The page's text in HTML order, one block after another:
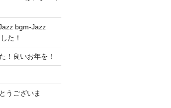
bgm-Jazz
た！
！良いお年を！
うございま